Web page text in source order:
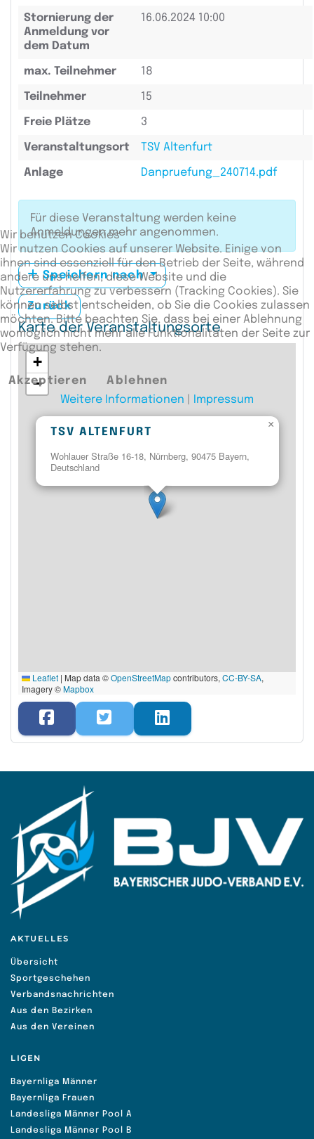
Stornierung der
Anmeldung vor
dem Datum
16.06.2024 10:00
max. Teilnehmer 18
Teilnehmer 15
Freie Plätze 3
Veranstaltungsort TSV Altenfurt
Anlage Danpruefung_240714.pdf
Für diese Veranstaltung werden keine
Anmeldungen mehr angenommen.
Speichern nach
Zurück
Karte der Veranstaltungsorte
TSV ALTENFURT
Wohlauer Straße 16-18, Nürnberg, 90475 Bayern,
Deutschland
×
+
−
Leaflet | Map data ©OpenStreetMapcontributors, CC-BY-SA,
Imagery ©Mapbox
AKTUELLES
Übersicht
Sportgeschehen
Verbandsnachrichten
Aus den Bezirken
Aus den Vereinen
LIGEN
Bayernliga Männer
Bayernliga Frauen
Landesliga Männer Pool A
Landesliga Männer Pool B
Wir benutzen Cookies
Wir nutzen Cookies auf unserer Website. Einige von
ihnen sind essenziell für den Betrieb der Seite, während
andere uns helfen, diese Website und die
Nutzererfahrung zu verbessern (Tracking Cookies). Sie
können selbst entscheiden, ob Sie die Cookies zulassen
möchten. Bitte beachten Sie, dass bei einer Ablehnung
womöglich nicht mehr alle Funktionalitäten der Seite zur
Verfügung stehen.
Akzeptieren
Ablehnen
Weitere Informationen
Impressum